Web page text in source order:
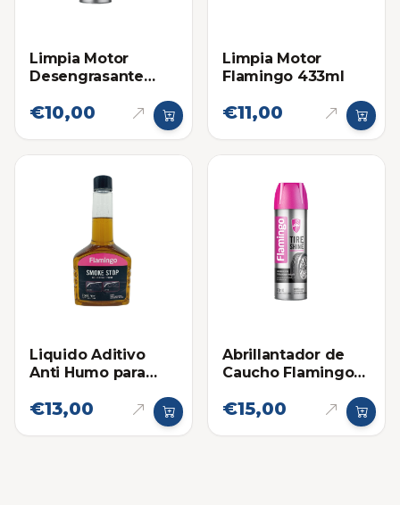
Limpia Motor
Desengrasante
€10,00
Limpia Motor
Flamingo 433ml
€11,00
Liquido Aditivo
Anti Humo para
€13,00
Abrillantador de
Caucho Flamingo
€15,00